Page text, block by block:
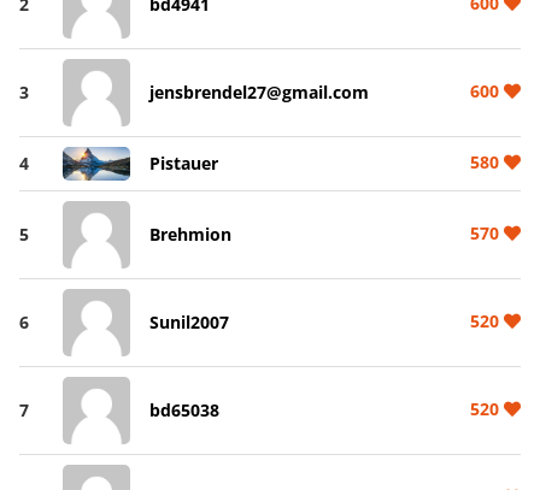
2 bd4941
3 jensbrendel27@gmail.com 600
4 Pistauer 580
5 Brehmion 570
6 Sunil2007 520
7 bd65038 520